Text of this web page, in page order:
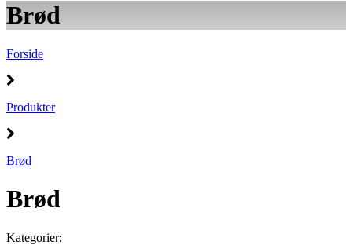
Brød
Forside
Produkter
Brød
Brød
Kategorier: